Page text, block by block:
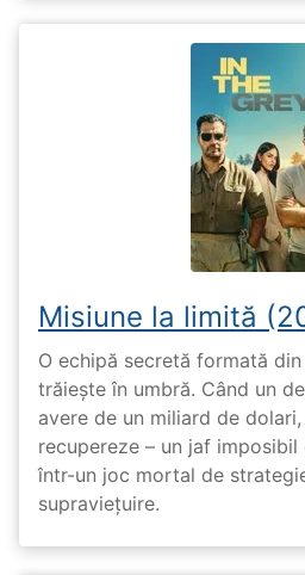
Misiune la limită
O echipă secretă formată
trăiește în umbră. Când un
avere de un miliard de
recupereze – un jaf
într-un joc mortal de
supraviețuire.